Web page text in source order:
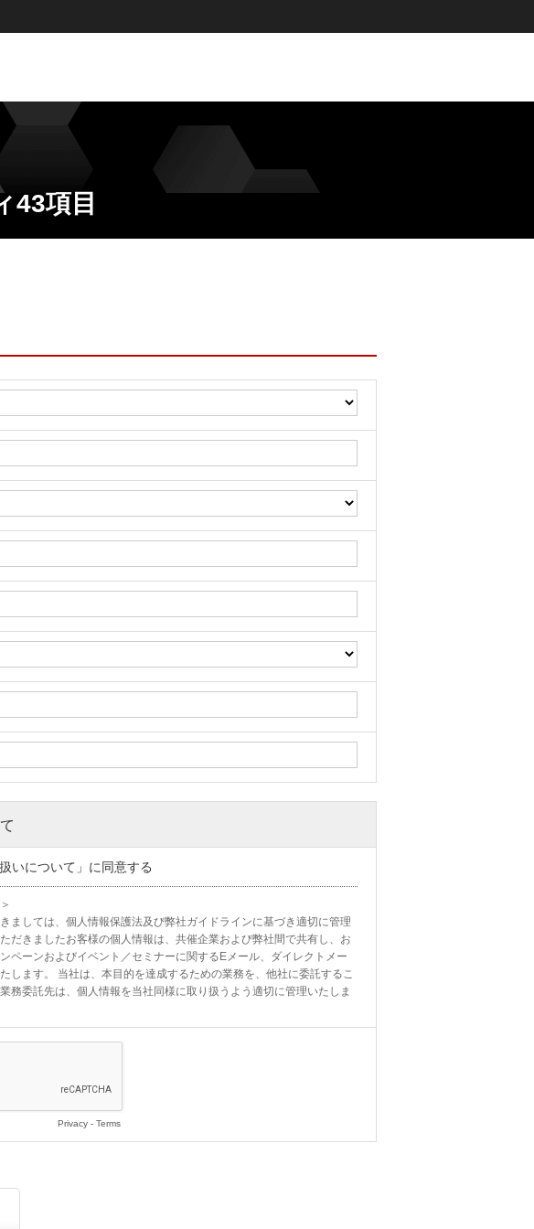
43項目
いについて」に同意する
ましては、個人情報保護法及び弊社ガイドラインに基づき適切に管理
だきましたお客様の個人情報は、共催企業および弊社間で共有し、お
ペーンおよびイベント／セミナーに関するEメール、ダイレクトメー
します。 当社は、本目的を達成するための業務を、他社に委託するこ
務委託先は、個人情報を当社同様に取り扱うよう適切に管理いたしま
Privacy - Terms